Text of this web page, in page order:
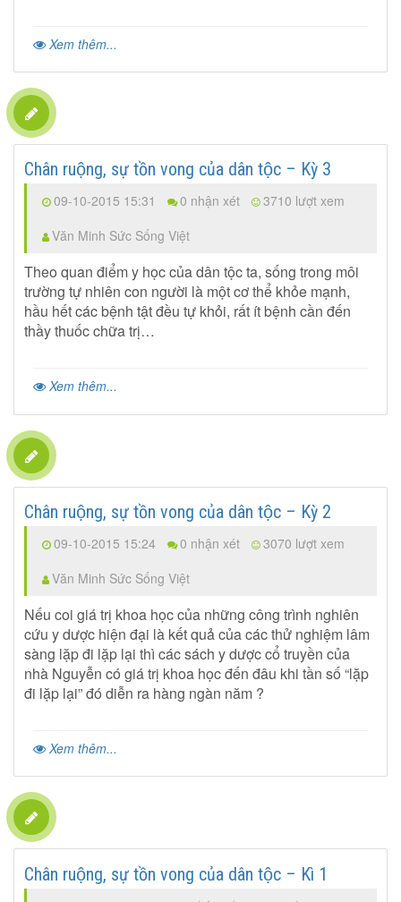
Xem thêm...
Chân ruộng, sự tồn vong của dân tộc – Kỳ 3
09-10-2015 15:31 0 nhận xét
3710 lượt xem
Văn Minh Sức Sống Việt
Theo quan điểm y học của dân tộc ta, sống trong môi
trường tự nhiên con người là một cơ thể khỏe mạnh,
hầu hết các bệnh tật đều tự khỏi, rất ít bệnh cần đến
thầy thuốc chữa trị…
Xem thêm...
Chân ruộng, sự tồn vong của dân tộc – Kỳ 2
09-10-2015 15:24 0 nhận xét
3070 lượt xem
Văn Minh Sức Sống Việt
Nếu coi giá trị khoa học của những công trình nghiên
cứu y dược hiện đại là kết quả của các thử nghiệm lâm
sàng lặp đi lặp lại thì các sách y dược cổ truyền của
nhà Nguyễn có giá trị khoa học đến đâu khi tần số “lặp
đi lặp lại” đó diễn ra hàng ngàn năm ?
Xem thêm...
Chân ruộng, sự tồn vong của dân tộc – Kì 1